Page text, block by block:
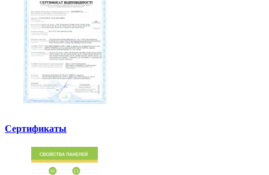
Сертификаты